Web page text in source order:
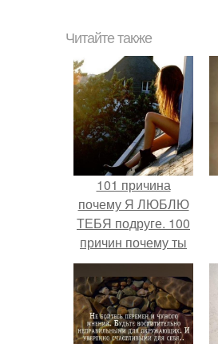
Читайте также
101 причина
почему Я ЛЮБЛЮ
ТЕБЯ подруге. 100
причин почему ты
моя лучшая
подруга.